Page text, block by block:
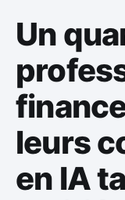
Un
leurs
en IA